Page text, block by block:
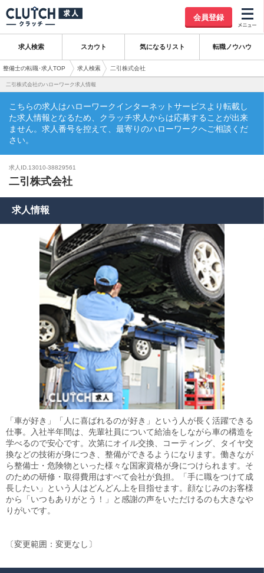
会員登録
求人検索 スカウト 気になるリスト 転職ノウハウ
整備士の転職･求人TOP 求人検索 二引株式会社
二引株式会社のハローワーク求人情報
こちらの求人はハローワークインターネットサービスより転載し
た求人情報となるため、クラッチ求人からは応募することが出来
ません。求人番号を控えて、最寄りのハローワークへご相談くだ
さい。
求人ID.13010-38829561
二引株式会社
求人情報
「車が好き」「人に喜ばれるのが好き」という人が長く活躍できる
仕事。入社半年間は、先輩社員について給油をしながら車の構造を
学べるので安心です。次第にオイル交換、コーティング、タイヤ交
換などの技術が身につき、整備ができるようになります。働きなが
ら整備士・危険物といった様々な国家資格が身につけられます。そ
のための研修・取得費用はすべて会社が負担。「手に職をつけて成
長したい」という人はどんどん上を目指せます。顔なじみのお客様
から「いつもありがとう！」と感謝の声をいただけるのも大きなや
りがいです。
〔変更範囲：変更なし〕